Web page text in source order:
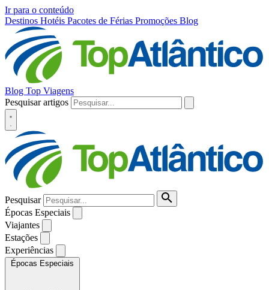
Ir para o conteúdo
Destinos Hotéis Pacotes de Férias Promoções Blog
Blog Top Viagens
Pesquisar artigos
Pesquisar
Épocas Especiais
Viajantes
Estações
Experiências
Épocas Especiais